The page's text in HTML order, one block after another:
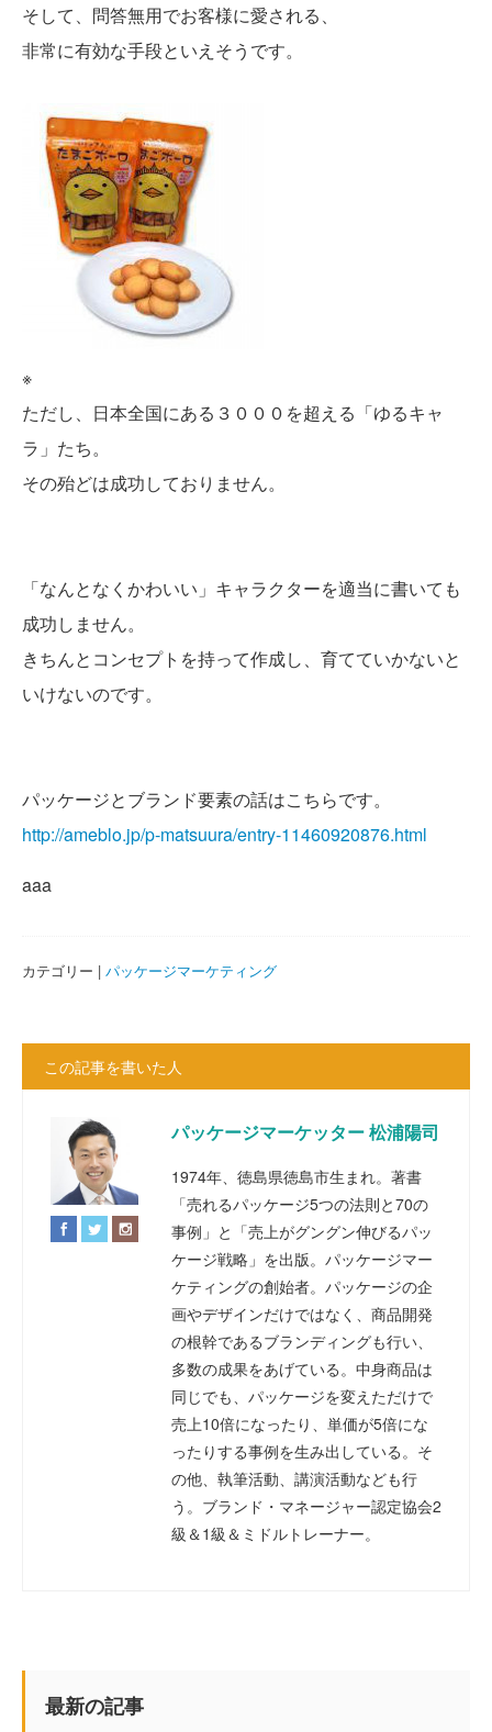
そして、問答無用でお客様に愛される、
非常に有効な手段といえそうです。
※
ただし、日本全国にある３０００を超える「ゆるキャ
ラ」たち。
その殆どは成功しておりません。
「なんとなくかわいい」キャラクターを適当に書いても
成功しません。
きちんとコンセプトを持って作成し、育てていかないと
いけないのです。
パッケージとブランド要素の話はこちらです。
http://ameblo.jp/p-matsuura/entry-11460920876.html
aaa
カテゴリー | パッケージマーケティング
この記事を書いた人
パッケージマーケッター 松浦陽司
1974年、徳島県徳島市生まれ。著書
「売れるパッケージ5つの法則と70の
事例」と「売上がグングン伸びるパッ
ケージ戦略」を出版。パッケージマー
ケティングの創始者。パッケージの企
画やデザインだけではなく、商品開発
の根幹であるブランディングも行い、
多数の成果をあげている。中身商品は
同じでも、パッケージを変えただけで
売上10倍になったり、単価が5倍にな
ったりする事例を生み出している。そ
の他、執筆活動、講演活動なども行
う。ブランド・マネージャー認定協会2
級＆1級＆ミドルトレーナー。
最新の記事